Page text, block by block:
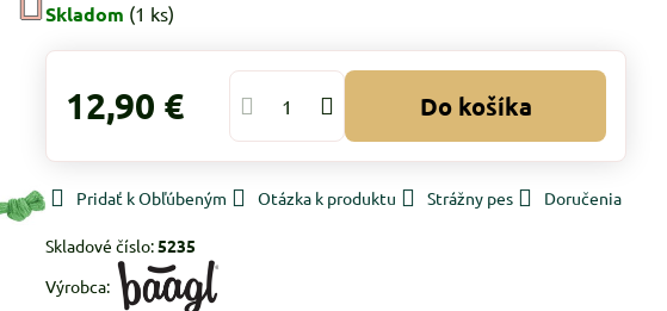
Skladom (1 ks)
12,90 € Do košíka
Pridať k Obľúbeným Otázka k produktu Strážny pes Doručenia
Skladové číslo:5235
Výrobca: